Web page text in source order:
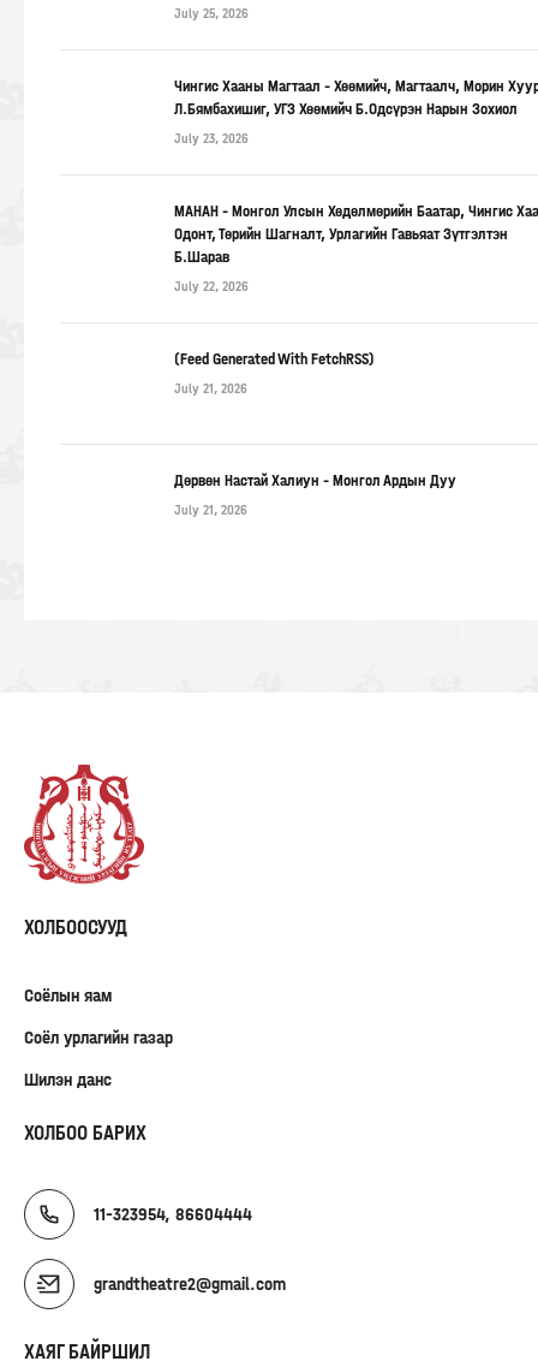
July 25, 2026
Чингис Хааны Магтаал – Хөөмийч, Магтаалч, Морин
Л.Бямбахишиг, УГЗ Хөөмийч Б.Одсүрэн Нарын Зохиол
July 23, 2026
МАНАН – Монгол Улсын Хөдөлмөрийн Баатар, Чингис
Одонт, Төрийн Шагналт, Урлагийн Гавьяат Зүтгэлтэн
Б.Шарав
July 22, 2026
(Feed Generated With FetchRSS)
July 21, 2026
Дөрвөн Настай Халиун – Монгол Ардын Дуу
July 21, 2026
ХОЛБООСУУД
Соёлын яам
Соёл урлагийн газар
Шилэн данс
ХОЛБОО БАРИХ
11-323954, 86604444
grandtheatre2@gmail.com
ХАЯГ БАЙРШИЛ